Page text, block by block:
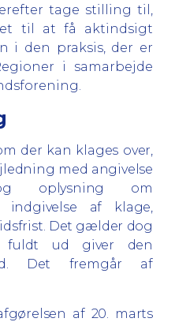
tage stilling til,
til at få aktindsigt
i den praksis, der er
i samarbejde
der kan klages over,
med angivelse
oplysning om
indgivelse af klage,
Det gælder dog
fuldt ud giver den
Det fremgår af
af 20. marts